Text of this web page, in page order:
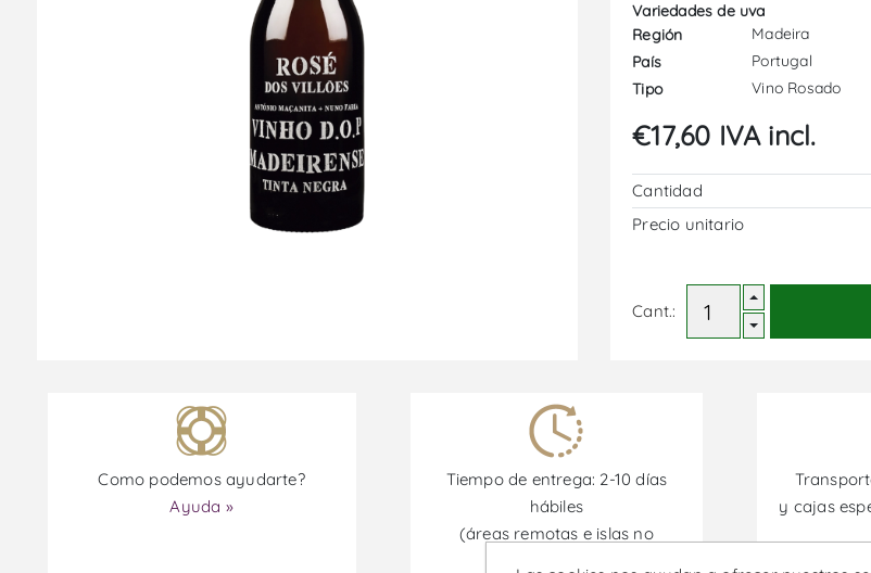
Variedades de uva
Región
Madeira
País
Portugal
Tipo
Vino Rosado
€17,60 IVA incl.
Cantidad
Precio unitario
Cant.:
Como podemos ayudarte?
Ayuda »
Tiempo de entrega: 2-10 días
hábiles
(áreas remotas e islas no
y cajas